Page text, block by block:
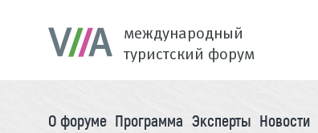
международный
туристский форум
О форуме Программа Эксперты Новости